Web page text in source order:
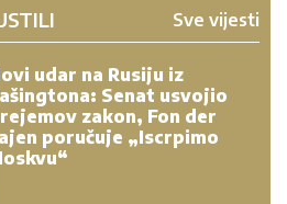
Sve vijesti
udar na Rusiju iz
Senat usvojio
zakon, Fon der
poručuje „Iscrpimo